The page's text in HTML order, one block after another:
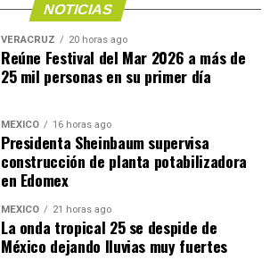
NOTICIAS
VERACRUZ 20 horas ago
Reúne Festival del Mar 2026 a más de
25 mil personas en su primer día
MÉXICO 16 horas ago
Presidenta Sheinbaum supervisa
construcción de planta potabilizadora
en Edomex
MÉXICO 21 horas ago
​La onda tropical 25 se despide de
México dejando lluvias muy fuertes